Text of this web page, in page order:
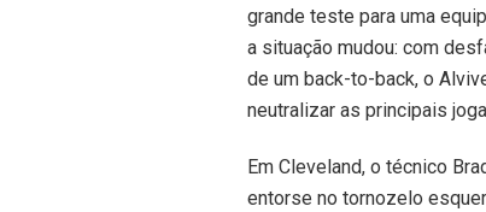
grande teste para uma
a situação mudou: com
de um back-to-back, o
neutralizar as principais
Em Cleveland, o técnico
entorse no tornozelo